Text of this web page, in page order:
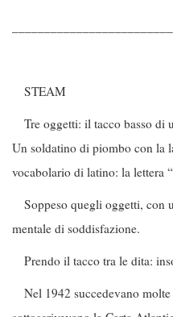
STEAM
Tre oggetti: il tacco basso di
Un soldatino di piombo con la
vocabolario di latino: la lettera
Soppeso quegli oggetti, con
mentale di soddisfazione.
Prendo il tacco tra le dita:
Nel 1942 succedevano